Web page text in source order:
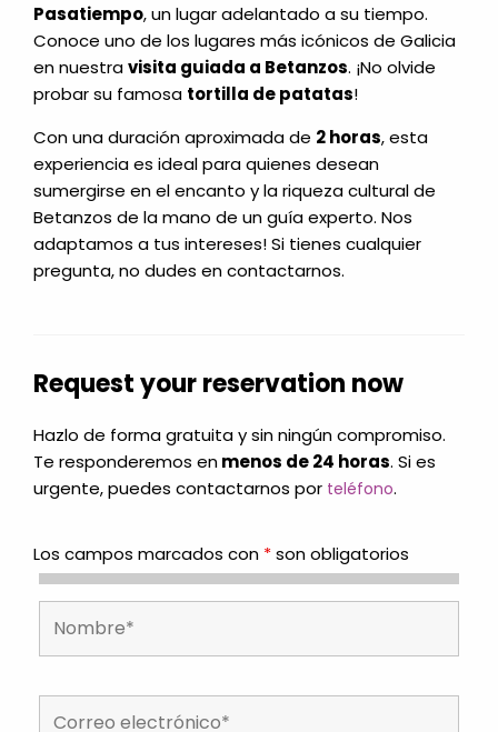
Pasatiempo, un lugar adelantado a su tiempo.
Conoce uno de los lugares más icónicos de Galicia
en nuestravisita guiada a Betanzos. ¡No olvide
probar su famosa tortilla de patatas!
Con una duración aproximada de 2 horas, esta
experiencia es ideal para quienes desean
sumergirse en el encanto y la riqueza cultural de
Betanzos de la mano de un guía experto. Nos
adaptamos a tus intereses! Si tienes cualquier
pregunta, no dudes en contactarnos.
Request your reservation now
Hazlo de forma gratuita y sin ningún compromiso.
Te responderemos enmenos de 24 horas. Si es
urgente, puedes contactarnos por teléfono.
Los campos marcados con *son obligatorios